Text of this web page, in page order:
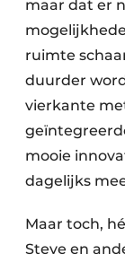
maar dat er
ruimte
duurder
vierkante
mooie
dagelijks
Maar toch,
Steve en